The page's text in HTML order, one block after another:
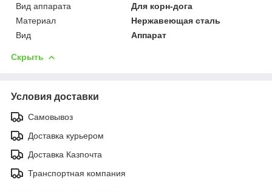
Вид аппарата
Для корн-дога
Материал
Нержавеющая сталь
Вид
Аппарат
Скрыть
Условия доставки
Самовывоз
Доставка курьером
Доставка Казпочта
Транспортная компания